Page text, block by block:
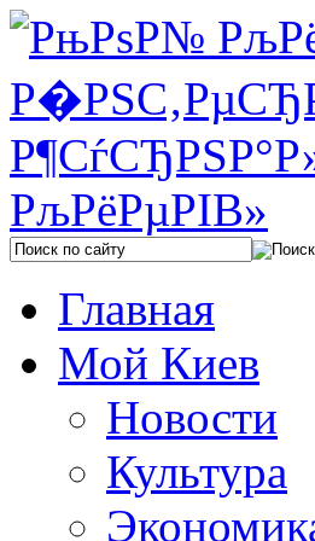
Главная
Мой Киев
Новости
Культура